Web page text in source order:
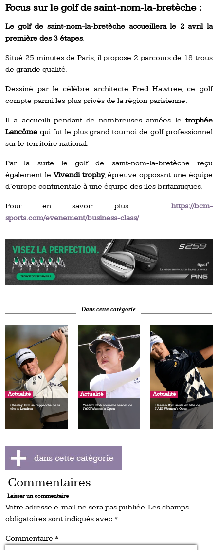
Focus sur le golf de saint-nom-la-bretèche :
Le golf de saint-nom-la-bretèche accueillera le 2 avril la
première des 3 étapes.
Situé 25 minutes de Paris, il propose 2 parcours de 18 trous
de grande qualité.
Dessiné par le célèbre architecte Fred Hawtree, ce golf
compte parmi les plus privés de la région parisienne.
Il a accueilli pendant de nombreuses années le trophée
Lancôme qui fut le plus grand tournoi de golf professionnel
sur le territoire national.
Par la suite le golf de saint-nom-la-bretèche reçu
également leVivendi trophy, épreuve opposant une équipe
d’europe continentale à une équipe des iles britanniques.
Pour en savoir plus : https://bcm-
sports.com/evenement/business-class/
Dans cette catégorie
Actualité
Charley Hull se rapproche de la
tête à Londres
Actualité
Yealimi Noh nouvelle leader de
l’AIG Women’s Open
Actualité
Haeran Ryu seule en tête de
l’AIG Women’s Open
Commentaires
Laisser un commentaire
Votre adresse e-mail ne sera pas publiée.Les champs
obligatoires sont indiqués avec *
Commentaire *